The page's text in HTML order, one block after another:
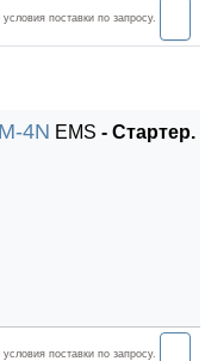
условия поставки по запросу.
4N EMS - Стартер.
условия поставки по запросу.